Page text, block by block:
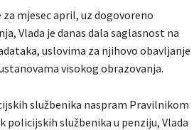
mjesec april, uz dogovoreno
Vlada je danas dala saglasnost na
uslovima za njihovo obavljanje
visokog obrazovanja.
službenika naspram Pravilnikom
policijskih službenika u penziju, Vlada